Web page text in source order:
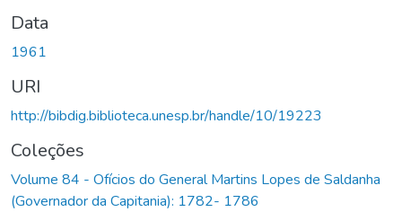
Data
1961
URI
http://bibdig.biblioteca.unesp.br/handle/10/19223
Coleções
Volume 84 - Ofícios do General Martins Lopes de Saldanha
(Governador da Capitania): 1782- 1786